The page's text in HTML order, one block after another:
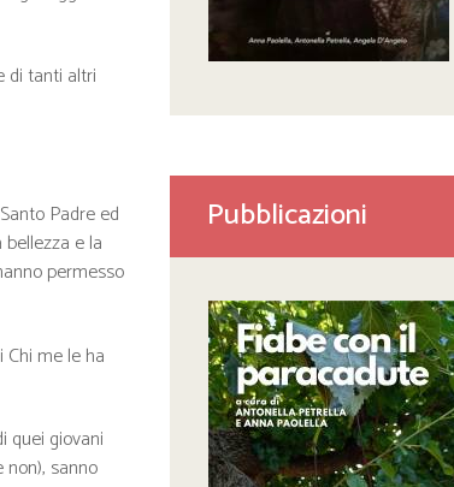
di tanti altri
Padre ed
e la
permesso
me le ha
quei giovani
sanno
Pubblicazioni